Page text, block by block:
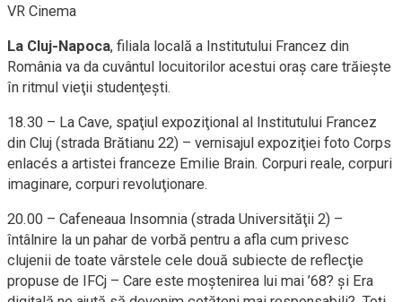
VR Cinema
La Cluj-Napoca, filiala locală a Institutului Francez din
România va da cuvântul locuitorilor acestui oraş care trăieşte
în ritmul vieţii studenţeşti.
18.30 – La Cave, spaţiul expoziţional al Institutului Francez
din Cluj (strada Brătianu 22) – vernisajul expoziţiei foto Corps
enlacés a artistei franceze Emilie Brain. Corpuri reale, corpuri
imaginare, corpuri revoluţionare.
20.00 – Cafeneaua Insomnia (strada Universităţii 2) –
întâlnire la un pahar de vorbă pentru a afla cum privesc
clujenii de toate vârstele cele două subiecte de reflecţie
propuse de IFCj – Care este moştenirea lui mai ’68? şi Era